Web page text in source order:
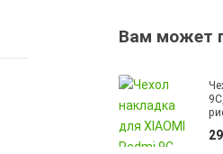
Вам может